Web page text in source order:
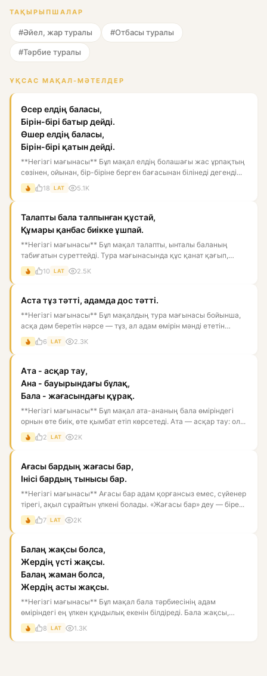
ТАҚЫРЫПШАЛАР
#Әйел, жар туралы #Отбасы туралы
#Тәрбие туралы
ҰҚСАС МАҚАЛ-МӘТЕЛДЕР
Өсер елдің баласы,
Бірін-бірі батыр дейді.
Өшер елдің баласы,
Бірін-бірі қатын дейді.
**Негізгі мағынасы** Бұл мақал елдің болашағы жас ұрпақтың
сөзінен, ойынан, бір-біріне берген бағасынан білінеді дегенді...
18 LAT 5.1K
Талапты бала талпынған құстай,
Құмары қанбас биікке ұшпай.
**Негізгі мағынасы** Бұл мақал талапты, ынталы баланың
табиғатын суреттейді. Тура мағынасында құс қанат қағып,
биікке ұм...
10 LAT 2.5K
Аста тұз тәтті, адамда дос тәтті.
**Негізгі мағынасы** Бұл мақалдың тура мағынасы бойынша,
асқа дәм беретін нәрсе — тұз, ал адам өмірін мәнді ететін
нәрс...
6 LAT 2.3K
Ата - асқар тау,
Ана - бауырындағы бұлақ,
Бала - жағасындағы құрақ.
**Негізгі мағынасы** Бұл мақал ата-ананың бала өміріндегі
орнын өте биік, өте қымбат етіп көрсетеді. Ата — асқар тау: ол...
2 LAT 2K
Ағасы бардың жағасы бар,
Інісі бардың тынысы бар.
**Негізгі мағынасы** Ағасы бар адам қорғансыз емес, сүйенер
тірегі, ақыл сұрайтын үлкені болады. «Жағасы бар» деу — біре...
7 LAT 2K
Балаң жақсы болса,
Жердің үсті жақсы.
Балаң жаман болса,
Жердің асты жақсы.
**Негізгі мағынасы** Бұл мақал бала тәрбиесінің адам
өміріндегі ең үлкен құндылық екенін білдіреді. Бала жақсы,
тәрбиелі...
8 LAT 1.3K